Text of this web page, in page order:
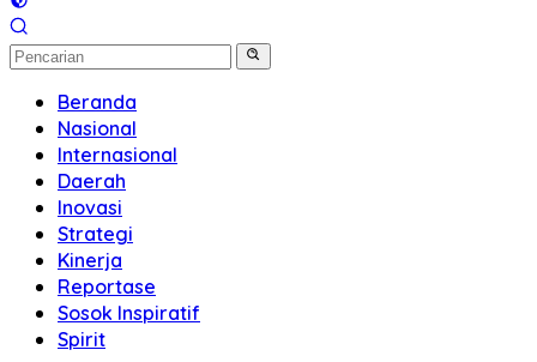
Beranda
Nasional
Internasional
Daerah
Inovasi
Strategi
Kinerja
Reportase
Sosok Inspiratif
Spirit